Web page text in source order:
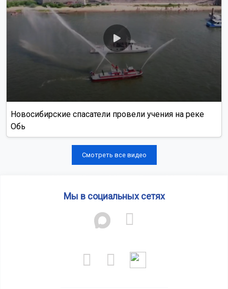
Новосибирские спасатели провели учения на реке
Обь
Смотреть все видео
Мы в социальных сетях